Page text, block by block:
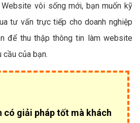
vôi sống mới, bạn muốn kỹ
tư vấn trực tiếp cho doanh nghiệp
để thu thập thông tin làm website
cầu của bạn.
có giải pháp tốt mà khách